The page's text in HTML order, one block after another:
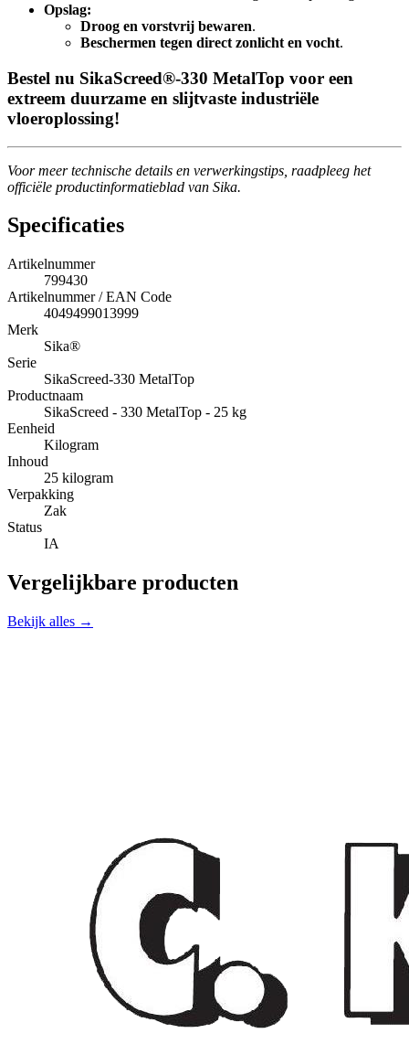
Opslag:
Droog en vorstvrij bewaren.
Beschermen tegen direct zonlicht en vocht.
Bestel nu SikaScreed®-330 MetalTop voor een
extreem duurzame en slijtvaste industriële
vloeroplossing!
Voor meer technische details en verwerkingstips, raadpleeg het
officiële productinformatieblad van Sika.
Specificaties
Artikelnummer
799430
Artikelnummer / EAN Code
4049499013999
Merk
Sika®
Serie
SikaScreed-330 MetalTop
Productnaam
SikaScreed - 330 MetalTop - 25 kg
Eenheid
Kilogram
Inhoud
25 kilogram
Verpakking
Zak
Status
IA
Vergelijkbare producten
Bekijk alles →